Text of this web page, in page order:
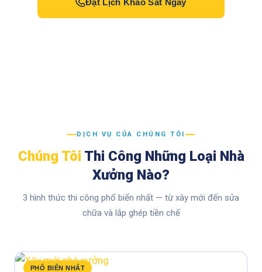
Đặt Lịch Khảo Sát Ngay
DỊCH VỤ CỦA CHÚNG TÔI
Chúng Tôi Thi Công Những Loại Nhà
Xưởng Nào?
3 hình thức thi công phổ biến nhất — từ xây mới đến sửa
chữa và lắp ghép tiền chế
PHỔ BIẾN NHẤT